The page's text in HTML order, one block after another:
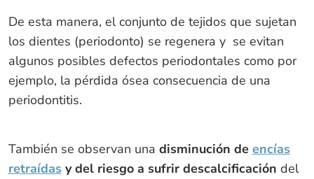
De esta manera, el conjunto de tejidos que sujetan
los dientes (periodonto) se regenera y se evitan
algunos posibles defectos periodontales como por
ejemplo, la pérdida ósea consecuencia de una
periodontitis.
También se observan una disminución de encías
retraídas y del riesgo a sufrir descalcificación del